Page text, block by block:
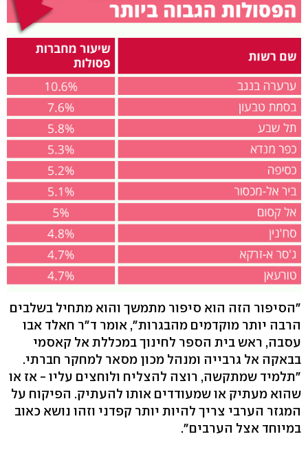
"הסיפור הזה הוא סיפור מתמשך והוא מתחיל בשלבים
הרבה יותר מוקדמים מהבגרות", אומר ד"ר חאלד אבו
עסבה, ראש בית הספר לחינוך במכללת אל קאסמי
בבאקה אל גרבייה ומנהל מכון מסאר למחקר חברתי.
"תלמיד שמתקשה, רוצה להצליח ולוחצים עליו - אז או
שהוא מעתיק או שמעודדים אותו להעתיק. הפיקוח על
המגזר הערבי צריך להיות יותר קפדני וזהו נושא כאוב
במיוחד אצל הערבים".